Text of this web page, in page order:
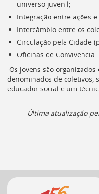
para
o
deste
menu
[]
universo juvenil;
Integração entre ações
Intercâmbio entre os
Circulação pela Cidade
Oficinas de Convivência.
Os jovens são
denominados de coletivos,
educador social e um
Última atualização
Mais